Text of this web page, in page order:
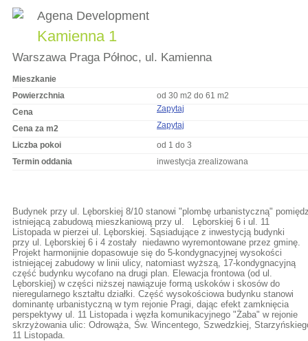
Agena Development
Kamienna 1
Warszawa Praga Północ, ul. Kamienna
Mieszkanie
Powierzchnia
od 30 m2 do 61 m2
Cena
Zapytaj
Cena za m2 Zapytaj
Liczba pokoi
od 1 do 3
Termin oddania
inwestycja zrealizowana
Budynek przy ul. Lęborskiej 8/10 stanowi "plombę urbanistyczną"
istniejącą zabudową mieszkaniową przy ul. Lęborskiej 6 i ul. 11
Listopada w pierzei ul. Lęborskiej. Sąsiadujące z inwestycją budynki
przy ul. Lęborskiej 6 i 4 zostały niedawno wyremontowane przez gminę.
Projekt harmonijnie dopasowuje się do 5-kondygnacyjnej wysokości
istniejącej zabudowy w linii ulicy, natomiast wyższą, 17-kondygnacyjną
część budynku wycofano na drugi plan. Elewacja frontowa (od ul.
Lęborskiej) w części niższej nawiązuje formą uskoków i skosów do
nieregularnego kształtu działki. Część wysokościowa budynku stanowi
dominantę urbanistyczną w tym rejonie Pragi, dając efekt zamknięcia
perspektywy ul. 11 Listopada i węzła komunikacyjnego "Żaba" w rejonie
skrzyżowania ulic: Odrowąża, Św. Wincentego, Szwedzkiej,
11 Listopada.